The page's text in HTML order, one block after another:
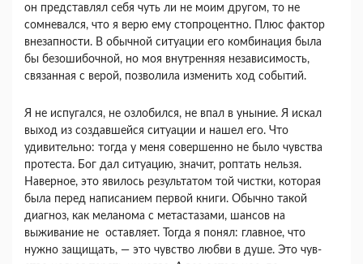
он представлял себя чуть ли не моим другом, то не
сомневался, что я верю ему стопроцентно. Плюс фактор
внезапности. В обычной ситуации его комбинация была
бы бе­зошибочной, но моя внутренняя независимость,
связанная с верой, позволила изменить ход собы­тий.
Я не испугался, не озлобился, не впал в уны­ние. Я искал
выход из создавшейся ситуации и на­шел его. Что
удивительно: тогда у меня совершен­но не было чувства
протеста. Бог дал ситуацию, значит, роптать нельзя.
Наверное, это явилось ре­зультатом той чистки, которая
была перед написа­нием первой книги. Обычно такой
диагноз, как меланома с метастазами, шансов на
выживание не оставляет. Тогда я понял: главное, что
нужно за­щищать, — это чувство любви в душе. Это чув­